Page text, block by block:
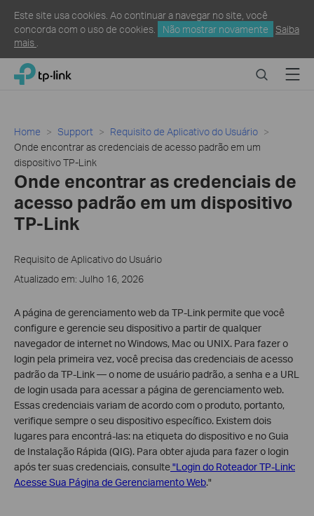
Este site usa cookies. Ao continuar a navegar no site, você
concorda com o uso de cookies.
Não mostrar novamente
Saiba
mais
Click
navigation
TP-Link, Reliably Smart SearchMenu
Home Support
Requisito de Aplicativo do Usuário
Onde encontrar as credenciais de acesso padrão em um
dispositivo TP-Link
Onde encontrar as credenciais de
acesso padrão em um dispositivo
TP-Link
Requisito de Aplicativo do Usuário
Atualizado em: Julho 16, 2026
A página de gerenciamento web da TP-Link permite que você
configure e gerencie seu dispositivo a partir de qualquer
navegador de internet no Windows, Mac ou UNIX. Para fazer o
login pela primeira vez, você precisa das credenciais de acesso
padrão da TP-Link — o nome de usuário padrão, a senha e a URL
de login usada para acessar a página de gerenciamento web.
Essas credenciais variam de acordo com o produto, portanto,
verifique sempre o seu dispositivo específico. Existem dois
lugares para encontrá-las: na etiqueta do dispositivo e no Guia
de Instalação Rápida (QIG). Para obter ajuda para fazer o login
após ter suas credenciais, consulte"Login do Roteador TP-Link:
Acesse Sua Página de Gerenciamento Web."